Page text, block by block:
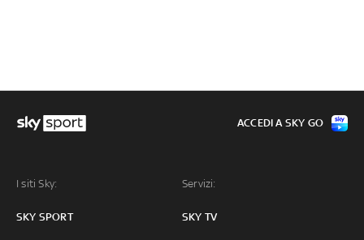
I siti Sky:
SKY SPORT
Servizi:
SKY TV
ACCEDI A SKY GO